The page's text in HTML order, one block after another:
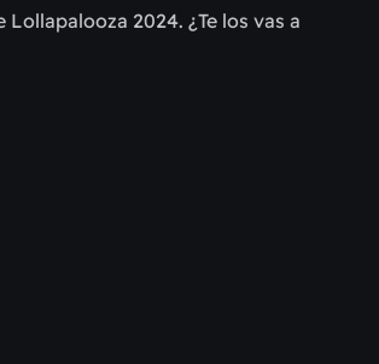
2024. ¿Te los vas a